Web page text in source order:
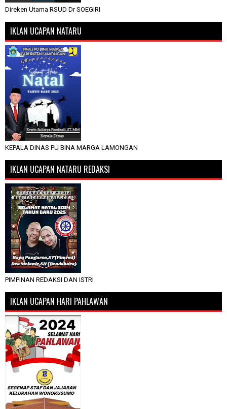
Direken Utama RSUD Dr SOEGIRI
IKLAN UCAPAN NATARU
KEPALA DINAS PU BINA MARGA LAMONGAN
IKLAN UCAPAN NATARU REDAKSI
PIMPINAN REDAKSI DAN ISTRI
IKLAN UCAPAN HARI PAHLAWAN